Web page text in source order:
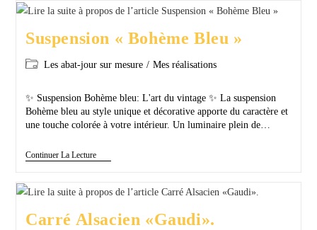
Suspension « Bohème Bleu »
Les abat-jour sur mesure / Mes réalisations
✨ Suspension Bohème bleu: L'art du vintage ✨ La suspension
Bohème bleu au style unique et décorative apporte du caractère et
une touche colorée à votre intérieur. Un luminaire plein de…
Continuer La Lecture
Carré Alsacien «Gaudi».